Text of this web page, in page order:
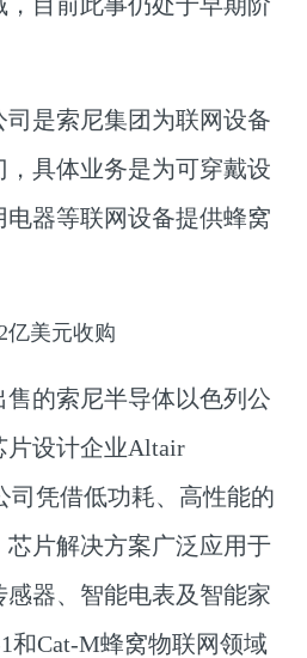
是索尼集团为联网设备
具体业务是为可穿戴设
器等联网设备提供蜂窝
亿美元收购
的索尼半导体以色列公
片设计企业Altair
司凭借低功耗、高性能的
片解决方案广泛应用于
器、智能电表及智能家
和Cat-M蜂窝物联网领域